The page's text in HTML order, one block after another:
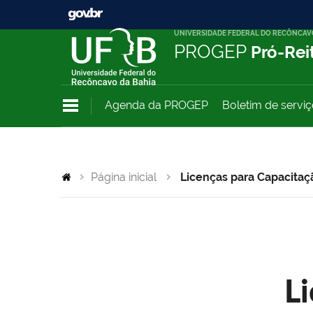
UNIVERSIDADE FEDERAL DO
PROGEP Pró-
Agenda da PROGEP Boletim de
Página inicial Licenças para